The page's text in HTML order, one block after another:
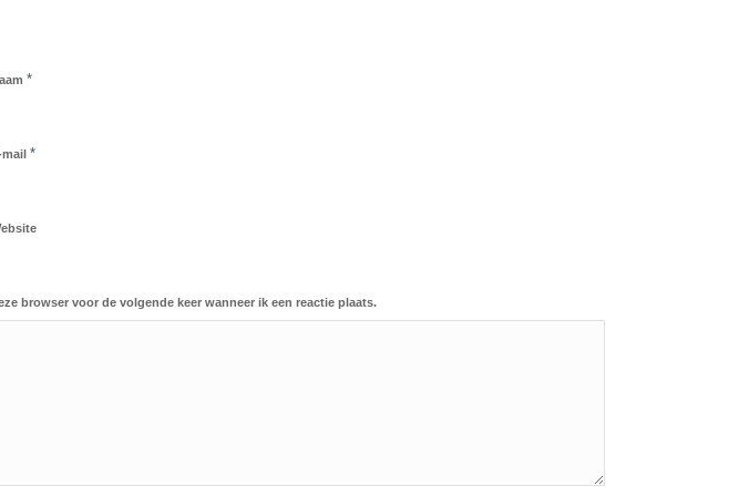
*
mail *
browser voor de volgende keer wanneer ik een reactie plaats.